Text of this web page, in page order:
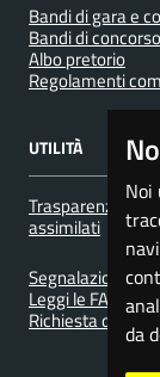
Noi
da
Bandi di gara e
Bandi di concorso
Albo pretorio
Regolamenti
UTILITÀ
Trasparenza nel
assimilati
Segnalazione
Leggi le FAQ
Richiesta